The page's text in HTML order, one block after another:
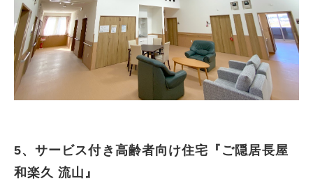
5、サービス付き高齢者向け住宅『ご隠居長屋
和楽久 流山』